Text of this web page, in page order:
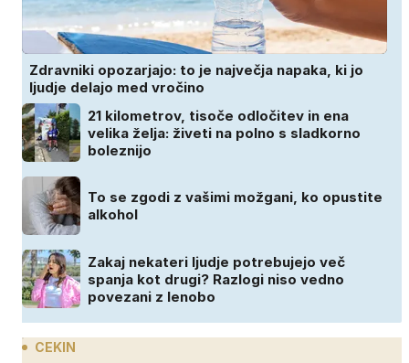
Zdravniki opozarjajo: to je največja napaka, ki jo
ljudje delajo med vročino
21 kilometrov, tisoče odločitev in ena
velika želja: živeti na polno s sladkorno
boleznijo
To se zgodi z vašimi možgani, ko opustite
alkohol
Zakaj nekateri ljudje potrebujejo več
spanja kot drugi? Razlogi niso vedno
povezani z lenobo
CEKIN